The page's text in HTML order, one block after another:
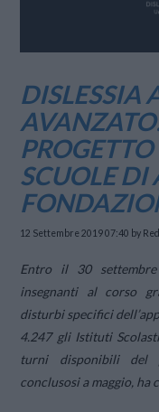
DISLESSIA
SCUOLE DI
12 Settembre 2019 07:40 by
Entro il 30
insegnanti al corso
disturbi specifici
4.247 gli Istituti
turni disponibili del
conclusosi a maggio, ha